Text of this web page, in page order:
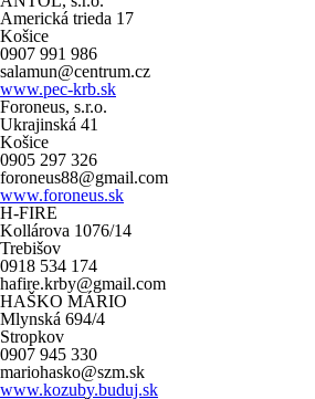
Americká trieda 17
Košice
0907 991 986
salamun@centrum.cz
www.pec-krb.sk
Foroneus, s.r.o.
Ukrajinská 41
Košice
0905 297 326
foroneus88@gmail.com
www.foroneus.sk
H-FIRE
Kollárova 1076/14
Trebišov
0918 534 174
hafire.krby@gmail.com
HAŠKO MÁRIO
Mlynská 694/4
Stropkov
0907 945 330
mariohasko@szm.sk
www.kozuby.buduj.sk